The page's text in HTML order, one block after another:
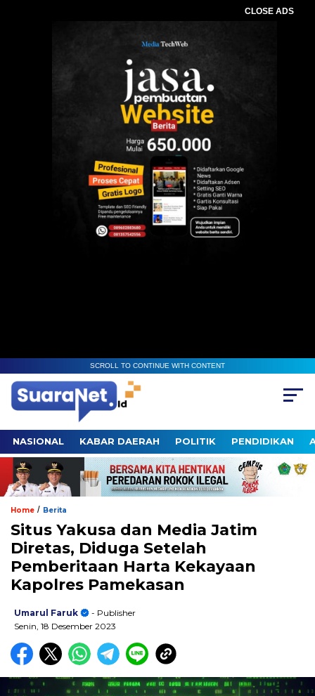
CLOSE ADS
SCROLL TO CONTINUE WITH CONTENT
NASIONAL KABAR DAERAH POLITIK PENDIDIKAN
Home / Berita
Situs Yakusa dan Media Jatim
Diretas, Diduga Setelah
Pemberitaan Harta Kekayaan
Kapolres Pamekasan
Umarul Faruk
- Publisher
Senin, 18 Desember 2023